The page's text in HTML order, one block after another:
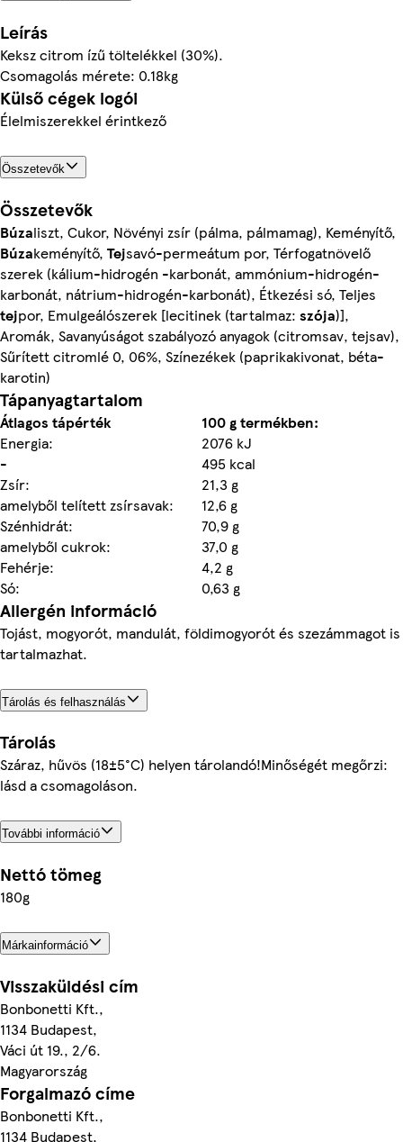
Leírás
Keksz citrom ízű töltelékkel (30%).
Csomagolás mérete: 0.18kg
Külső cégek logói
Élelmiszerekkel érintkező
Összetevők
Összetevők
Búzaliszt, Cukor, Növényi zsír (pálma, pálmamag), Keményítő,
Búzakeményítő, Tejsavó-permeátum por, Térfogatnövelő
szerek (kálium-hidrogén -karbonát, ammónium-hidrogén-
karbonát, nátrium-hidrogén-karbonát), Étkezési só, Teljes
tejpor, Emulgeálószerek [lecitinek (tartalmaz: szója)],
Aromák, Savanyúságot szabályozó anyagok (citromsav, tejsav),
Sűrített citromlé 0, 06%, Színezékek (paprikakivonat, béta-
karotin)
Tápanyagtartalom
Átlagos tápérték
100 g termékben:
Energia:
2076 kJ
-
495 kcal
Zsír:
21,3 g
amelyből telített zsírsavak:
12,6 g
Szénhidrát:
70,9 g
amelyből cukrok:
37,0 g
Fehérje:
4,2 g
Só:
0,63 g
Allergén információ
Tojást, mogyorót, mandulát, földimogyorót és szezámmagot is
tartalmazhat.
Tárolás és felhasználás
Tárolás
Száraz, hűvös (18±5°C) helyen tárolandó!Minőségét megőrzi:
lásd a csomagoláson.
További információ
Nettó tömeg
180g
Márkainformáció
Visszaküldési cím
Bonbonetti Kft.,
1134 Budapest,
Váci út 19., 2/6.
Magyarország
Forgalmazó címe
Bonbonetti Kft.,
1134 Budapest,